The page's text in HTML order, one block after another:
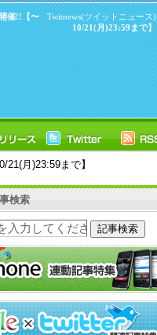
Twitnews(ツイットニュース)
催!!【〜
10/21(月)23:59まで】
月)23:59まで】
検索